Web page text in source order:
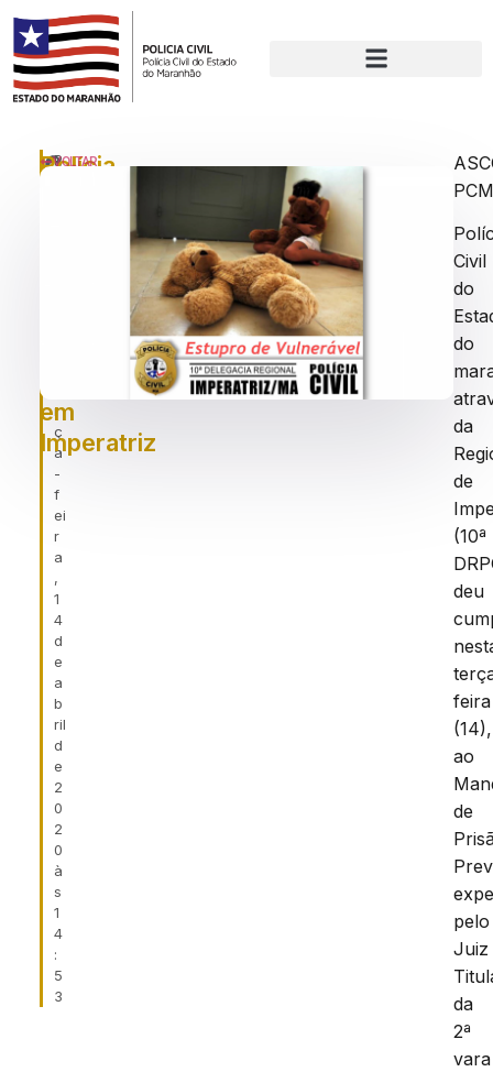
P
r
ç
a
-
f
ei
r
a
,
1
4
d
e
a
b
ril
d
e
2
0
2
0
à
s
1
4
:
5
3
Polícia
acusado
Estupro
Vulnerável
em
Imperatriz
VOLTAR
Civil
do
do
da
de
(10ª
deu
feira
(14),
ao
de
pelo
Juiz
da
2ª
vara